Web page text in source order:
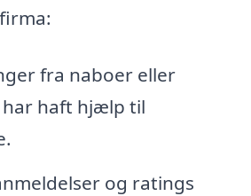
fra naboer eller
har haft hjælp til
og ratings